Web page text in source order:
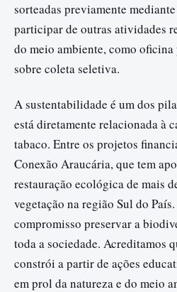
sorteadas previamente
participar de outras atividades
do meio ambiente, como
sobre coleta seletiva.
A sustentabilidade é um dos
está diretamente relacionada à
tabaco. Entre os projetos
Conexão Araucária, que tem
restauração ecológica de mais
vegetação na região Sul do
compromisso preservar a
toda a sociedade. Acreditamos
constrói a partir de ações
em prol da natureza e do meio